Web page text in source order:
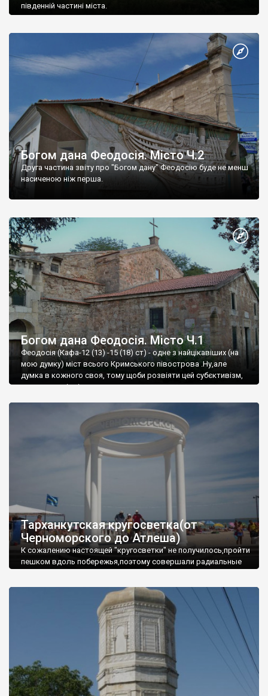
південній частині міста.
Богом дана Феодосія. Місто Ч.2
Друга частина звіту про "Богом дану" Феодосію буде не менш
насиченою ніж перша.
Богом дана Феодосія. Місто Ч.1
Феодосія (Кафа-12 (13) -15 (18) ст) - одне з найцікавіших (на
мою думку) міст всього Кримського півострова .Ну,але
думка в кожного своя, тому щоби розвіяти цей субєктивізм,
запрошую відвідати це
Тарханкутская кругосветка(от
Черноморского до Атлеша)
К сожалению настоящей "кругосветки" не получилось,пройти
пешком вдоль побережья,поэтому совершали радиальные